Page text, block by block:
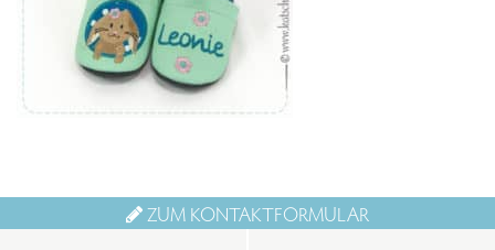
ZUM KONTAKTFORMULAR